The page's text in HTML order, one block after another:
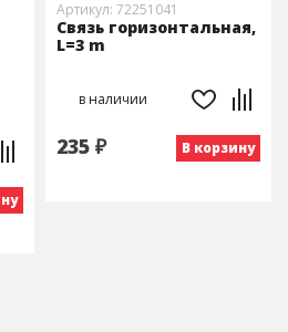
Артикул: 72251041
Связь горизонтальная,
L=3 m
в наличии
235 ₽ В корзину